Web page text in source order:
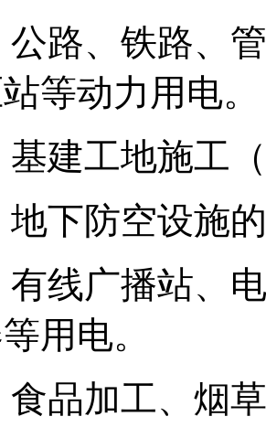
公路、铁路、
等动力用电。
基建工地施工
地下防空设施
有线广播站、
用电。
食品加工、烟